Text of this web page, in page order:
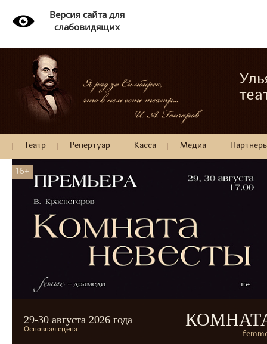
Версия сайта для
слабовидящих
Театр Репертуар Касса Медиа
16+
29-30 августа 2026 года
Основная сцена